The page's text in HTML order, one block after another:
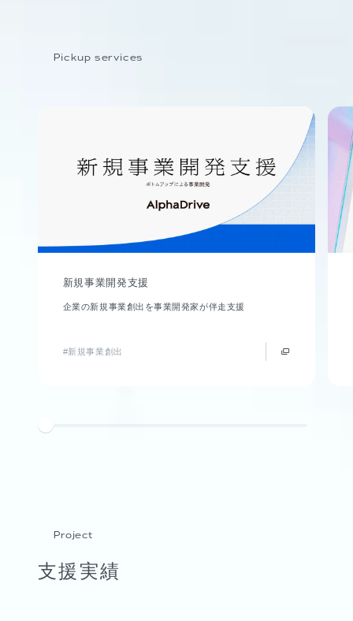
Pickup services
新規事業開発支援
企業の新規事業創出を事業開発家が伴走支援
#新規事業創出
Project
支援実績